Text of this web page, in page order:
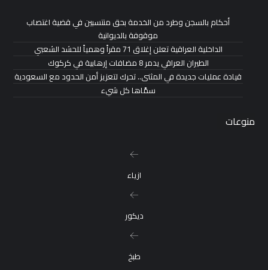
أحكام بالسجن وطرد من الخدمة بحق منتسبين في قضية اغتصاب
موقوفة بالديوانية
الداخلية العراقية تعلن إغلاق 71 مقراً وهمياً للحشد الشعبي
الطيران العراقي يدمر 8 مضافات إرهابية في كركوك
قيادة عمليات جديدة في المثنى.. تحرك لتعزيز أمن الحدود مع السعودية
سمَّاها كل شيء
منوعات
ازياء
ديكور
طبخ